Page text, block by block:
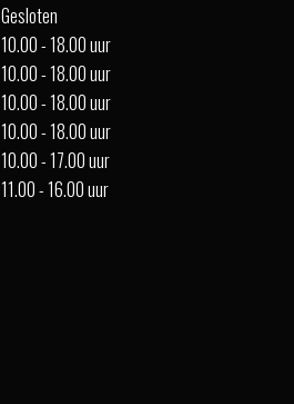
Gesloten
10.00 - 18.00 uur
10.00 - 18.00 uur
10.00 - 18.00 uur
10.00 - 18.00 uur
10.00 - 17.00 uur
11.00 - 16.00 uur